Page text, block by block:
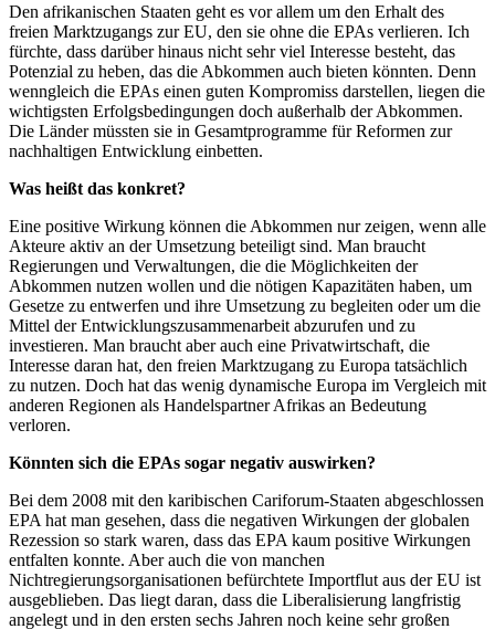
Den afrikanischen Staaten geht es vor allem um den Erhalt des
freien Marktzugangs zur EU, den sie ohne die EPAs verlieren. Ich
fürchte, dass darüber hinaus nicht sehr viel Interesse besteht, das
Potenzial zu heben, das die Abkommen auch bieten könnten. Denn
wenngleich die EPAs einen guten Kompromiss darstellen, liegen die
wichtigsten Erfolgsbedingungen doch außerhalb der Abkommen.
Die Länder müssten sie in Gesamtprogramme für Reformen zur
nachhaltigen Entwicklung einbetten.
Was heißt das konkret?
Eine positive Wirkung können die Abkommen nur zeigen, wenn alle
Akteure aktiv an der Umsetzung beteiligt sind. Man braucht
Regierungen und Verwaltungen, die die Möglichkeiten der
Abkommen nutzen wollen und die nötigen Kapazitäten haben, um
Gesetze zu entwerfen und ihre Umsetzung zu begleiten oder um die
Mittel der Entwicklungszusammenarbeit abzurufen und zu
investieren. Man braucht aber auch eine Privatwirtschaft, die
Interesse daran hat, den freien Marktzugang zu Europa tatsächlich
zu nutzen. Doch hat das wenig dynamische Europa im Vergleich mit
anderen Regionen als Handelspartner Afrikas an Bedeutung
verloren.
Könnten sich die EPAs sogar negativ auswirken?
Bei dem 2008 mit den karibischen Cariforum-Staaten abgeschlossen
EPA hat man gesehen, dass die negativen Wirkungen der globalen
Rezession so stark waren, dass das EPA kaum positive Wirkungen
entfalten konnte. Aber auch die von manchen
Nichtregierungsorganisationen befürchtete Importflut aus der EU ist
ausgeblieben. Das liegt daran, dass die Liberalisierung langfristig
angelegt und in den ersten sechs Jahren noch keine sehr großen